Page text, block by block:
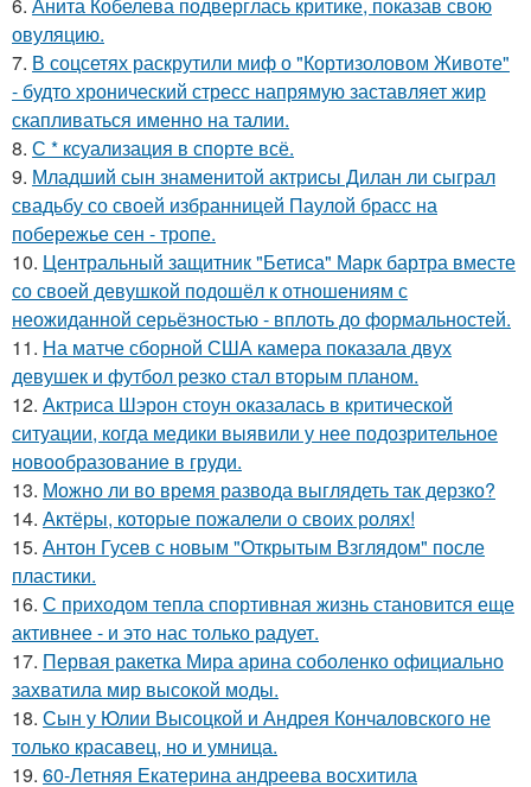
6. Анита Кобелева подверглась критике, показав свою
овуляцию.
7. В соцсетях раскрутили миф о "Кортизоловом Животе"
- будто хронический стресс напрямую заставляет жир
скапливаться именно на талии.
8. С * ксуализация в спорте всё.
9. Младший сын знаменитой актрисы Дилан ли сыграл
свадьбу со своей избранницей Паулой брасс на
побережье сен - тропе.
10. Центральный защитник "Бетиса" Марк бартра вместе
со своей девушкой подошёл к отношениям с
неожиданной серьёзностью - вплоть до формальностей.
11. На матче сборной США камера показала двух
девушек и футбол резко стал вторым планом.
12. Актриса Шэрон стоун оказалась в критической
ситуации, когда медики выявили у нее подозрительное
новообразование в груди.
13. Можно ли во время развода выглядеть так дерзко?
14. Актёры, которые пожалели о своих ролях!
15. Антон Гусев с новым "Открытым Взглядом" после
пластики.
16. С приходом тепла спортивная жизнь становится еще
активнее - и это нас только радует.
17. Первая ракетка Мира арина соболенко официально
захватила мир высокой моды.
18. Сын у Юлии Высоцкой и Андрея Кончаловского не
только красавец, но и умница.
19. 60-Летняя Екатерина андреева восхитила